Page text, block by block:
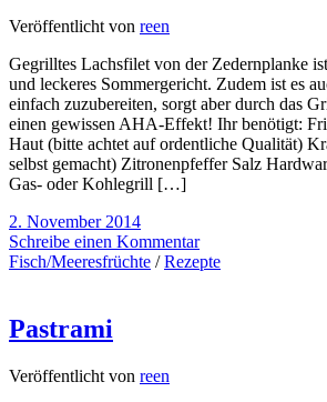
Veröffentlicht von reen
Gegrilltes Lachsfilet von der Zedernplanke
und leckeres Sommergericht. Zudem ist es
einfach zuzubereiten, sorgt aber durch das
einen gewissen AHA-Effekt! Ihr benötigt:
Haut (bitte achtet auf ordentliche Qualität)
selbst gemacht) Zitronenpfeffer Salz
Gas- oder Kohlegrill […]
2. November 2014
Schreibe einen Kommentar
Fisch/Meeresfrüchte /Rezepte
Pastrami
Veröffentlicht von reen